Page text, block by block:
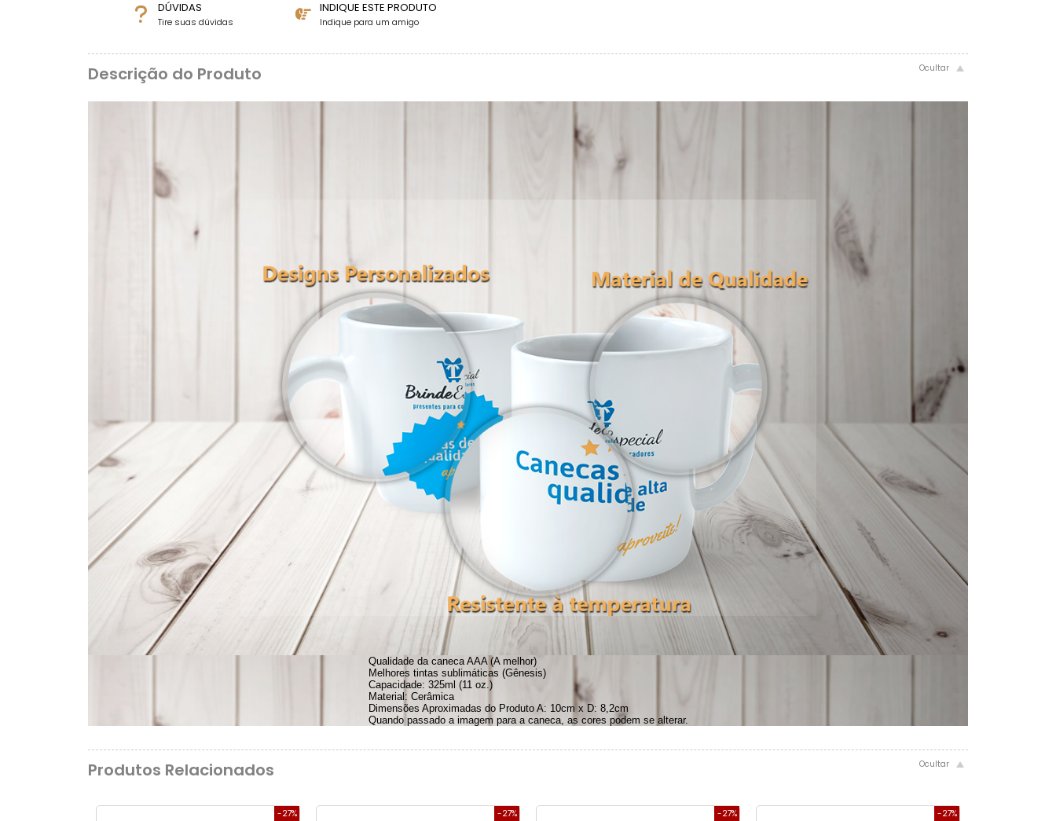
DÚVIDAS
Tire suas dúvidas
INDIQUE ESTE PRODUTO
Indique para um amigo
Descrição do Produto
Qualidade da caneca AAA (A melhor)
Melhores tintas sublimáticas (Gênesis)
Capacidade: 325ml (11 oz.)
Material: Cerâmica
Dimensões Aproximadas do Produto A: 10cm x D: 8,2cm
Quando passado a imagem para a caneca, as cores podem se alterar.
Produtos Relacionados
-27% -27% -27% -27%